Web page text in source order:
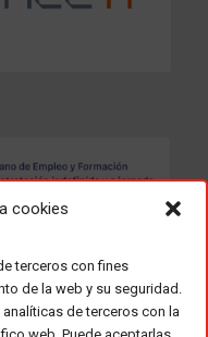
cookies
terceros con fines
de la web y su seguridad.
de terceros con la